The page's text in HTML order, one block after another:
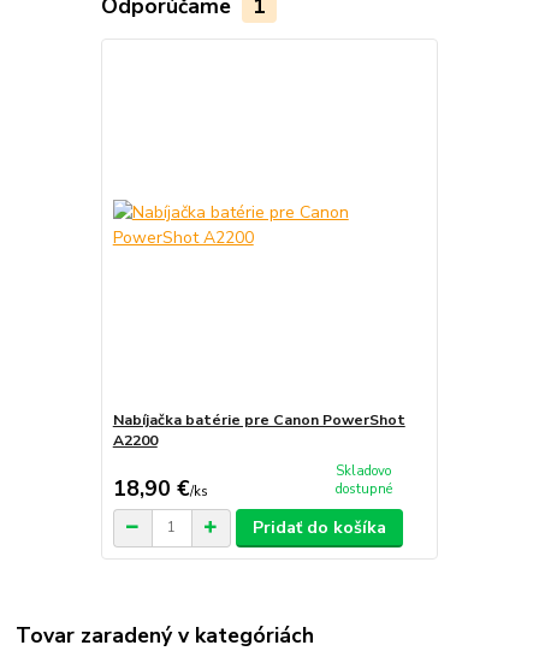
Odporúčame 1
Nabíjačka batérie pre Canon PowerShot
A2200
18,90 €/ks
Skladovo
dostupné
Pridať do košíka
Tovar zaradený v kategóriách